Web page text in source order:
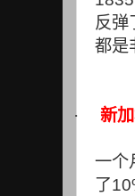
反弹
都是
· 新
一个
了